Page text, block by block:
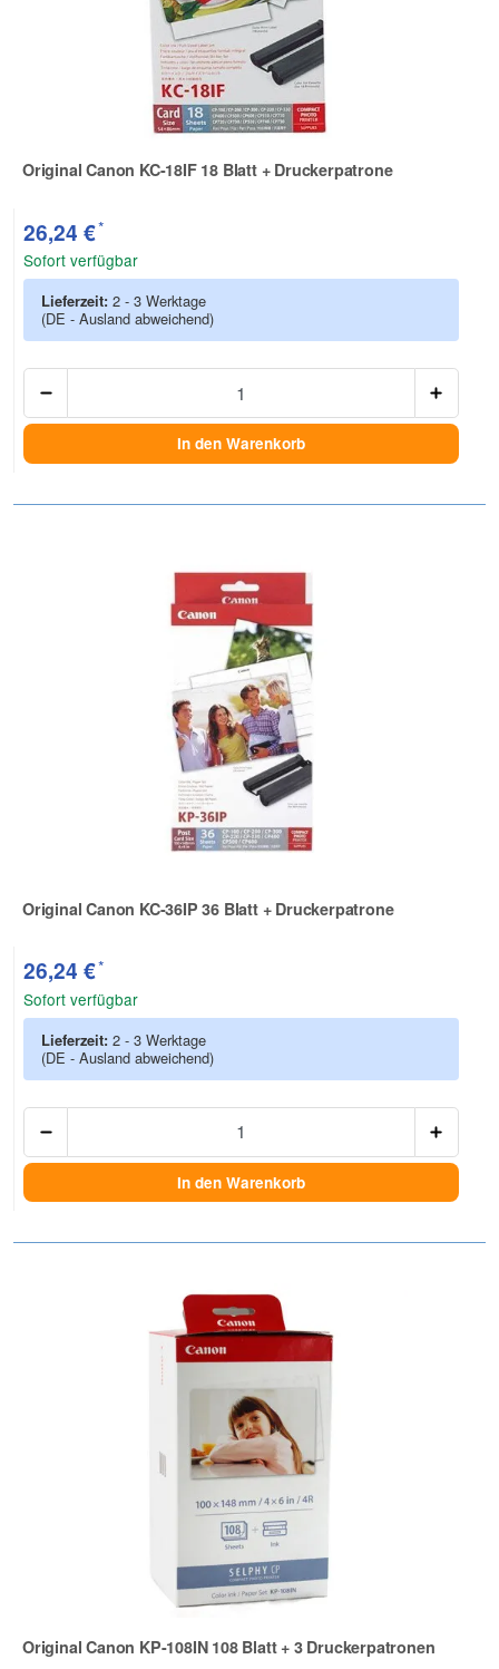
Original Canon KC-18IF 18 Blatt + Druckerpatrone
Zur Artikelbewertung
26,24 €*
Sofort verfügbar
Lieferzeit: 2 - 3 Werktage
(DE - Ausland abweichend)
In den Warenkorb
Original Canon KC-36IP 36 Blatt + Druckerpatrone
Zur Artikelbewertung
26,24 €*
Sofort verfügbar
Lieferzeit: 2 - 3 Werktage
(DE - Ausland abweichend)
In den Warenkorb
Original Canon KP-108IN 108 Blatt + 3 Druckerpatronen
Zur Artikelbewertung